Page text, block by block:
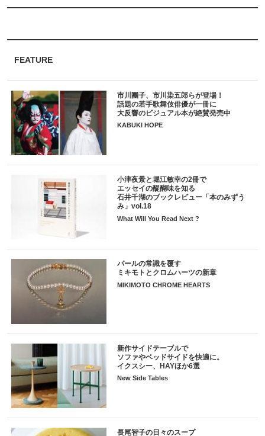
FEATURE
市川團子、市川染五郎らが登場！
話題の若手歌舞伎俳優が一冊に
大反響のビジュアル本が絶賛発売中
KABUKI HOPE
小津夜景と堀江敏幸の2冊で
エッセイの醍醐味を知る
石井千湖のブックレビュー「本のみずう
み」vol.18
What Will You Read Next ?
パールの常識を覆す
ミキモトとクロムハーツの新章
MIKIMOTO CHROME HEARTS
新作サイドテーブルで
ソファやベッドサイドを快適に。
イクスシー、HAYほか6選
New Side Tables
長尾智子の日々のスープ